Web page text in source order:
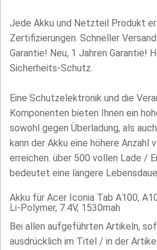
Jede Akku und Netzteil Produkt
Zertifizierungen. Schneller
Garantie! Neu, 1 Jahren Garantie!
Sicherheits-Schutz.
Eine Schutzelektronik und die
Komponenten bieten Ihnen ein
sowohl gegen Überladung, als
kann der Akku eine höhere Anzahl
erreichen. über 500 vollen Lade /
bedeutet eine längere
Akku für Acer Iconia Tab A100,
Li-Polymer, 7.4V, 1530mah
Bei allen aufgeführten Artikeln,
ausdrücklich im Titel / in der